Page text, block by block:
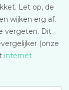
Let op, de
wijken erg af.
vergeten. Dit
(onze
internet